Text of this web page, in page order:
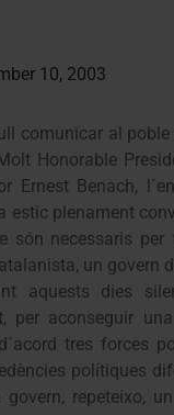
10, 2003
comunicar al
Honorable
Ernest Benach,
estic plenament
són necessaris per
un govern
aquests dies
per aconseguir
tres forces
polítiques
repeteixo,